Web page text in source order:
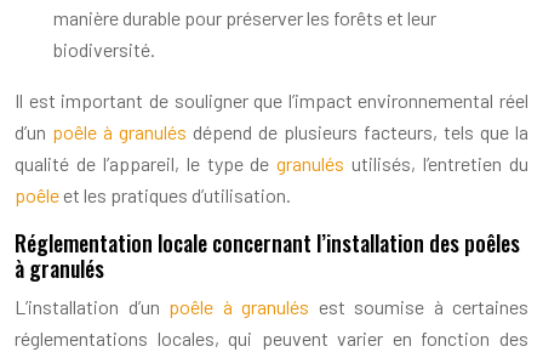
manière durable pour préserver les forêts et leur
biodiversité.
Il est important de souligner que l’impact environnemental réel
d’un poêle à granulés dépend de plusieurs facteurs, tels que la
qualité de l’appareil, le type degranulésutilisés, l’entretien du
poêleet les pratiques d’utilisation.
Réglementation locale concernant l’installation des poêles
à granulés
L’installation d’un poêle à granulés est soumise à certaines
réglementations locales, qui peuvent varier en fonction des